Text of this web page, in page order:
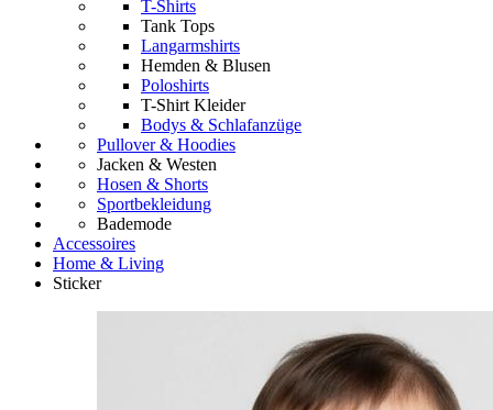
T-Shirts
Tank Tops
Langarmshirts
Hemden & Blusen
Poloshirts
T-Shirt Kleider
Bodys & Schlafanzüge
Pullover & Hoodies
Jacken & Westen
Hosen & Shorts
Sportbekleidung
Bademode
Accessoires
Home & Living
Sticker